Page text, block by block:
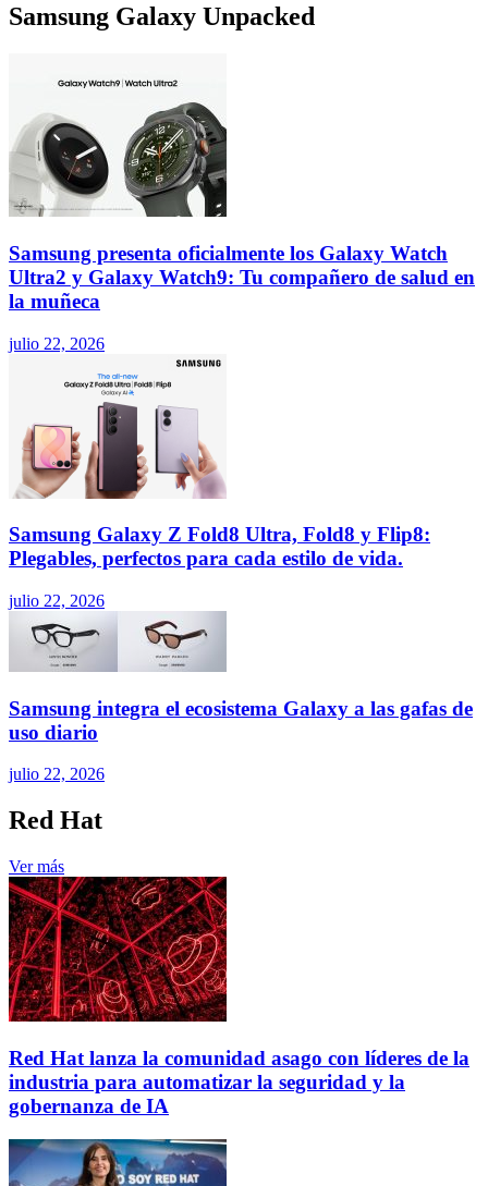
Samsung Galaxy Unpacked
Samsung presenta oficialmente los Galaxy Watch
Ultra2 y Galaxy Watch9: Tu compañero de salud en
la muñeca
julio 22, 2026
Samsung Galaxy Z Fold8 Ultra, Fold8 y Flip8:
Plegables, perfectos para cada estilo de vida.
julio 22, 2026
Samsung integra el ecosistema Galaxy a las gafas de
uso diario
julio 22, 2026
Red Hat
Ver más
Red Hat lanza la comunidad asago con líderes de la
industria para automatizar la seguridad y la
gobernanza de IA